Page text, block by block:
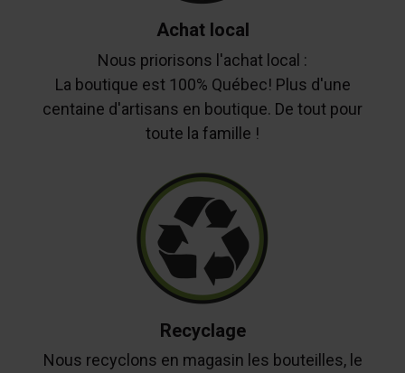
Achat local
Nous priorisons l'achat local :
La boutique est 100% Québec! Plus d'une
centaine d'artisans en boutique. De tout pour
toute la famille !
Recyclage
Nous recyclons en magasin les bouteilles, le